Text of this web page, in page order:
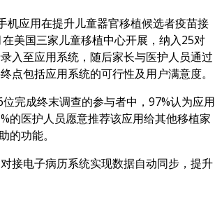
机应用在提升儿童器官移植候选者疫苗接
美国三家儿童移植中心开展，纳入25对
入至应用系统，随后家长与医护人员通过
包括应用系统的可行性及用户满意度。
完成终末调查的参与者中，97%认为应用
的医护人员愿意推荐该应用给其他移植家
功能。
接电子病历系统实现数据自动同步，提升